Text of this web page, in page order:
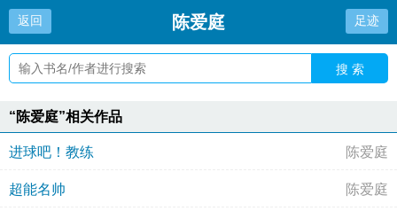
返回 陈爱庭 足迹
搜 索
“陈爱庭”相关作品
进球吧！教练 陈爱庭
超能名帅 陈爱庭